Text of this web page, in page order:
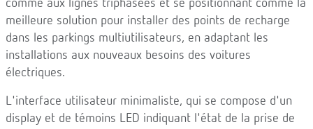
comme aux lignes triphasées et se positionnant comme la
meilleure solution pour installer des points de recharge
dans les parkings multiutilisateurs, en adaptant les
installations aux nouveaux besoins des voitures
électriques.
L'interface utilisateur minimaliste, qui se compose d'un
display et de témoins LED indiquant l'état de la prise de